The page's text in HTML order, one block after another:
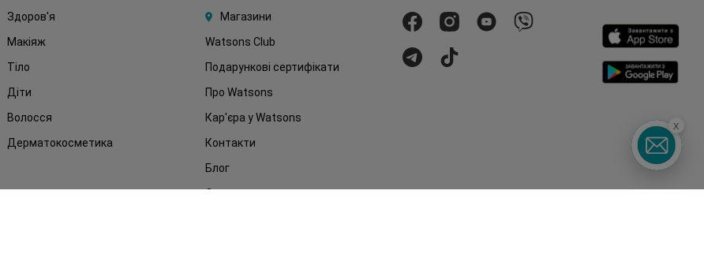
Здоров'я
Макіяж
Тіло
Діти
Волосся
Дерматокосметика
Магазини
Watsons Club
Подарункові сертифікати
Про Watsons
Кар'єра у Watsons
Контакти
Блог
Оплата та доставка
x